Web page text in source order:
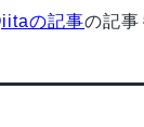
の記事の記事